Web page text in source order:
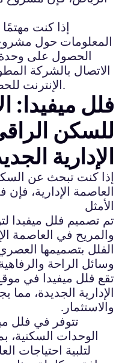
إذا كنت
المعلومات حول
الحصول على وحدة
الاتصال بالشركة
الإنترنت للحصول على تفاصيل إضافية.
فلل ميفيدا:
للسكن
الإدارية
إذا كنت تبحث عن
العاصمة الإدارية، فإن
الأمثل
تم تصميم فلل ميفيدا
والمريح في العاصمة
الفلل بتصميمها
وسائل الراحة
تقع فلل ميفيدا في
الإدارية الجديدة، مما
والاستثمار.
تتوفر في فلل
الوحدات السكنية،
لتلبية احتياجات